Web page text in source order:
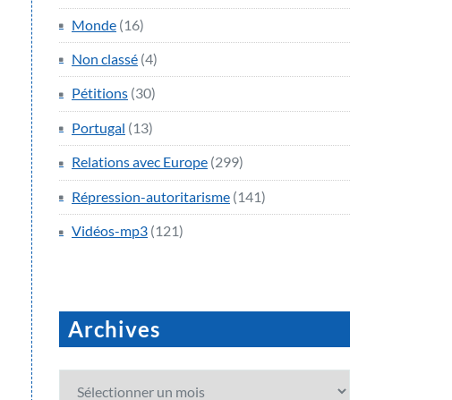
Monde (16)
Non classé (4)
Pétitions (30)
Portugal (13)
Relations avec Europe (299)
Répression-autoritarisme (141)
Vidéos-mp3 (121)
Archives